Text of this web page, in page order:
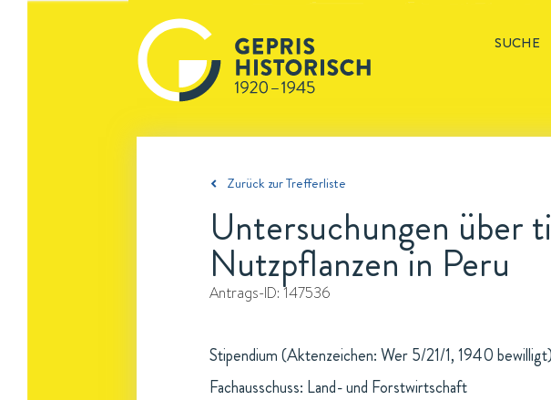
SUCHE
Zurück zur Trefferliste
Untersuchungen über
Nutzpflanzen in Peru
Antrags-ID: 147536
Stipendium (Aktenzeichen: Wer 5/21/1, 1940 bewilligt)
Fachausschuss: Land- und Forstwirtschaft